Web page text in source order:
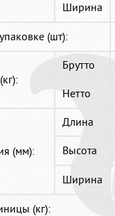
Ширина
(шт):
Брутто
Нетто
(мм):
Длина
Высота
Ширина
(кг):